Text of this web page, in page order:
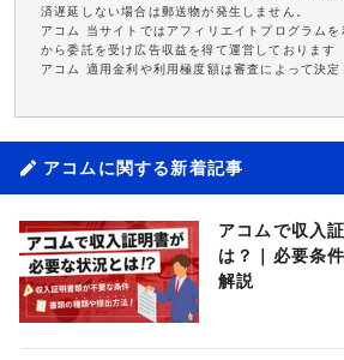
済遅延しない場合は郵送物が発生しません。
アコム 当サイトではアフィリエイトプログラム
から委託を受け広告収益を得て運営しております
アコム 適用金利や利用極度額は審査によって決定
アコムに関する新着記事
アコムで収入
は？｜必要条
解説